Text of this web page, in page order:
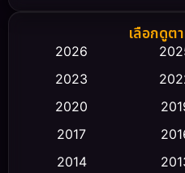
Biography ชีวิตจริง
Classic หนังคลาสสิก
Comedy ตลก
เลือกดูต
2026
2023
2020
2017
2014